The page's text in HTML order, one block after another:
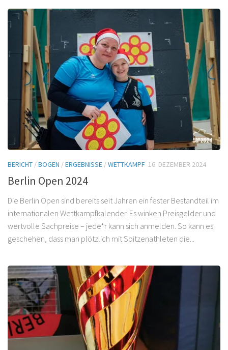
BERICHT /BOGEN /ERGEBNISSE /WETTKAMPF 16. DEZEMBER 2024
Berlin Open 2024
Die Berlin Open sind bereits seit Jahren ein fester Bestandteil im
internationalen Wettkampfkalender. Es winken Preisgelder und
wertvolle Sachpreise – jede*r kann sich anmelden. So kann es
geschehen, dass man plötzlich mit Spitzenathleten die...